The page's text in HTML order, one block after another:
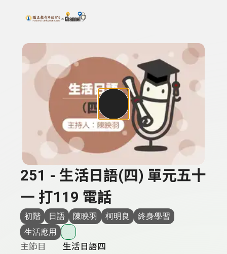
上方功能區塊
搜尋關鍵字：可輸入節目名稱、主持人或關鍵字
251 - 生活日語(四) 單元五十
一 打119 電話
初階 日語 陳映羽 柯明良
終身學習
生活應用
...
主節目
生活日語四